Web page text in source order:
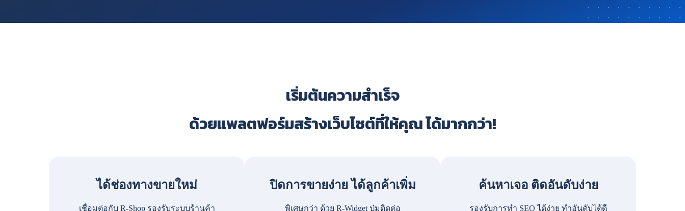
เริ่มต้นความสำเร็จ
ด้วยแพลตฟอร์มสร้างเว็บไซต์ที่ให้คุณ ได้มากกว่า!
ได้ช่องทางขายใหม่
เชื่อมต่อกับ R-Shop รองรับระบบร้านค้า
ปิดการขายง่าย ได้ลูกค้าเพิ่ม
พิเศษกว่า ด้วย R-Widget ปุ่มติดต่อ
ค้นหาเจอ ติดอันดับง่าย
รองรับการทำ SEO ได้ง่าย ทำอันดับได้ดี